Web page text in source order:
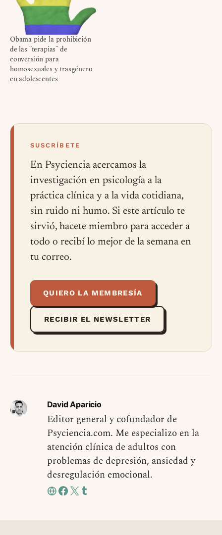
Obama pide la prohibición
de las ¨terapias¨ de
conversión para
homosexuales y trasgénero
en adolescentes
SUSCRÍBETE
En Psyciencia acercamos la
investigación en psicología a la
práctica clínica y a la vida cotidiana,
sin ruido ni humo. Si este artículo te
sirvió, hacete miembro para acceder a
todo o recibí lo mejor de la semana en
tu correo.
QUIERO LA MEMBRESÍA
RECIBIR EL NEWSLETTER
David Aparicio
Editor general y cofundador de
Psyciencia.com. Me especializo en la
atención clínica de adultos con
problemas de depresión, ansiedad y
desregulación emocional.